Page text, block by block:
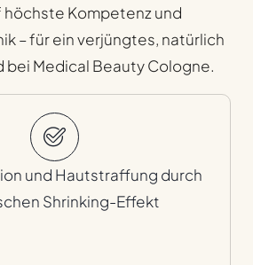
höchste Kompetenz und
– für ein verjüngtes, natürlich
bei Medical Beauty Cologne.
und Hautstraffung durch
Shrinking-Effekt